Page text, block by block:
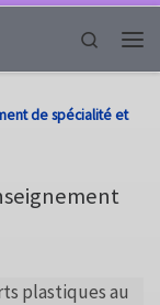
Search
de spécialité et
plastiques au